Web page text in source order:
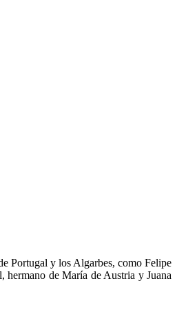
Portugal y los Algarbes, como Felipe
hermano de María de Austria y Juana